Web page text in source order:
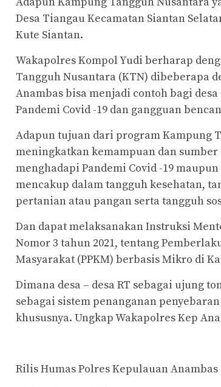
Desa Tiangau Kecamatan Siantan
Kute Siantan.
Wakapolres Kompol Yudi berharap
Tangguh Nusantara (KTN) dibeberapa
Anambas bisa menjadi contoh bagi
Pandemi Covid -19 dan gangguan
Adapun tujuan dari program Kampung
meningkatkan kemampuan dan sumber
menghadapi Pandemi Covid -19
mencakup dalam tangguh kesehatan,
pertanian atau pangan serta tangguh
Dan dapat melaksanakan Instruksi
Nomor 3 tahun 2021, tentang
Masyarakat (PPKM) berbasis Mikro di
Dimana desa – desa RT sebagai ujung
sebagai sistem penanganan
khususnya. Ungkap Wakapolres Kep
Rilis Humas Polres Kepulauan Anambas